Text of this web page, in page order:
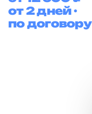
от 2 дней ·
по договору